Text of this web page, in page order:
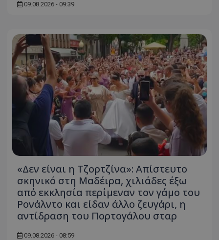
09.08.2026 - 09:39
«Δεν είναι η Τζορτζίνα»: Απίστευτο
σκηνικό στη Μαδέιρα, χιλιάδες έξω
από εκκλησία περίμεναν τον γάμο του
Ρονάλντο και είδαν άλλο ζευγάρι, η
αντίδραση του Πορτογάλου σταρ
09.08.2026 - 08:59